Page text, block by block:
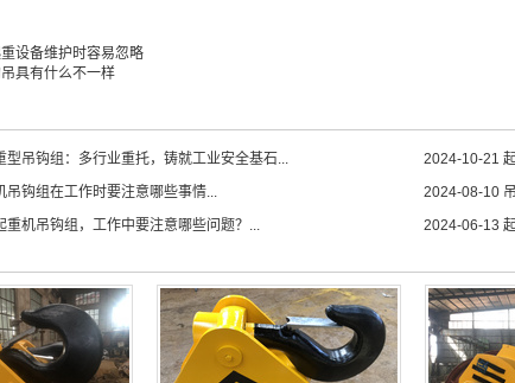
设备维护时容易忽略
具有什么不一样
型吊钩组：多行业重托，铸就工业安全基石... 2024-10-21
吊钩组在工作时要注意哪些事情... 2024-08-10
重机吊钩组，工作中要注意哪些问题？... 2024-06-13